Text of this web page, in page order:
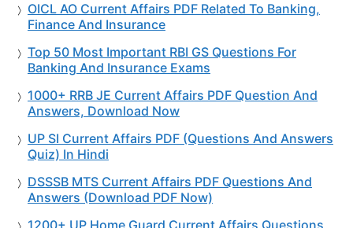
OICL AO Current Affairs PDF Related To Banking,
Finance And Insurance
Top 50 Most Important RBI GS Questions For
Banking And Insurance Exams
1000+ RRB JE Current Affairs PDF Question And
Answers, Download Now
UP SI Current Affairs PDF (Questions And Answers
Quiz) In Hindi
DSSSB MTS Current Affairs PDF Questions And
Answers (Download PDF Now)
1200+ UP Home Guard Current Affairs Questions